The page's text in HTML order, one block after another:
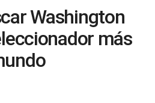
Washington
más